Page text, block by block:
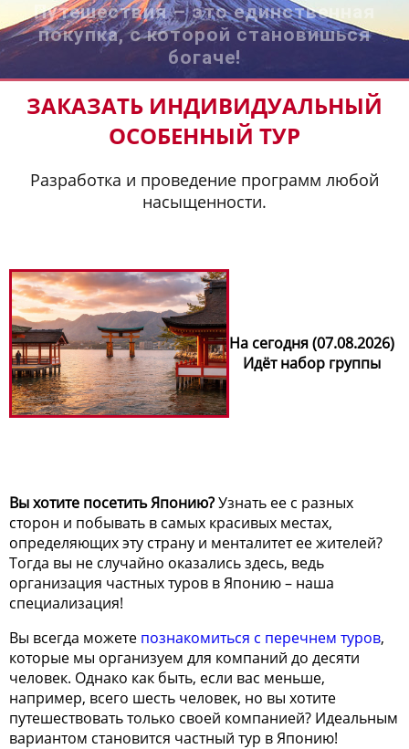
Путешествия – это единственная
покупка, с которой становишься
богаче!
ЗАКАЗАТЬ ИНДИВИДУАЛЬНЫЙ
ОСОБЕННЫЙ ТУР
Разработка и проведение программ любой
насыщенности.
На сегодня (07.08.2026)
Идёт набор группы
Вы хотите посетить Японию?Узнать ее с разных
сторон и побывать в самых красивых местах,
определяющих эту страну и менталитет ее жителей?
Тогда вы не случайно оказались здесь, ведь
организация частных туров в Японию – наша
специализация!
Вы всегда можете познакомиться с перечнем туров,
которые мы организуем для компаний до десяти
человек. Однако как быть, если вас меньше,
например, всего шесть человек, но вы хотите
путешествовать только своей компанией? Идеальным
вариантом становится частный тур в Японию!